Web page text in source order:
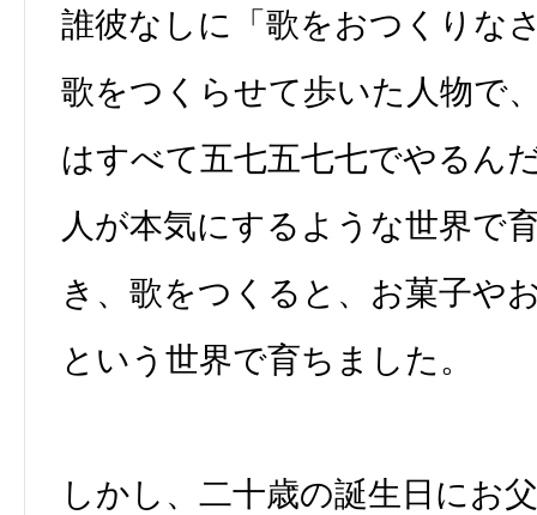
誰彼なしに「歌をおつくりな
歌をつくらせて歩いた人物で
はすべて五七五七七でやるん
人が本気にするような世界で
き、歌をつくると、お菓子や
という世界で育ちました。
しかし、二十歳の誕生日にお